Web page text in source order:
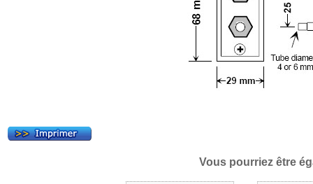
Vous pourriez être